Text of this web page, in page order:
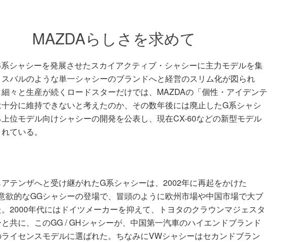
MAZDAらしさを求めて
シャシーを発展させたスカイアクティブ・シャシーに主力モデルを集
バルのような単一シャシーのブランドへと経営のスリム化が図られ
々と生産が続くロードスターだけでは、MAZDAの「個性・アイデンテ
分に維持できないと考えたのか、その数年後には廃止したG系シャシ
位モデル向けシャシーの開発を公表し、現在CX-60などの新型モデル
ている。
テンザへと受け継がれたG系シャシーは、2002年に再起をかけた
欲的なGGシャシーの登場で、冒頭のように欧州市場や中国市場で大ブ
2000年代にはドイツメーカーを抑えて、トヨタのクラウンマジェスタ
共に、このGG / GHシャシーが、中国第一汽車のハイエンドブランド
ライセンスモデルに選ばれた。ちなみにVWシャシーはセカンドブラン